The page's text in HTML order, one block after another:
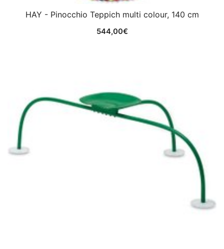
HAY - Pinocchio Teppich multi colour, 140 cm
544,00€